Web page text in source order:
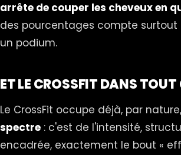
arrête de couper les cheveux en
des pourcentages compte surtout
un podium.
ET LE CROSSFIT DANS TOUT
Le CrossFit occupe déjà, par
spectre : c'est de l'intensité,
encadrée, exactement le bout «